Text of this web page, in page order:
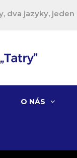
dva jazyky,
O NÁS